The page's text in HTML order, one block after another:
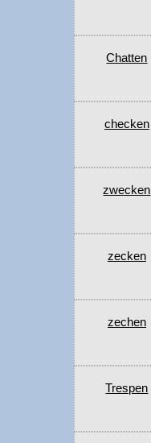
Chatten
checken
zwecken
zecken
zechen
Trespen